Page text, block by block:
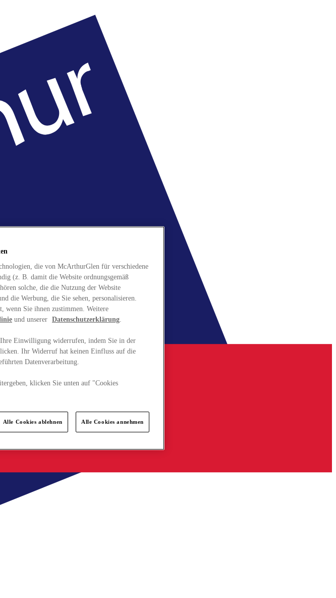
die von McArthurGlen für verschiedene
(z. B. damit die Website ordnungsgemäß
solche, die die Nutzung der Website
die Werbung, die Sie sehen, personalisieren.
wenn Sie ihnen zustimmen. Weitere
und unserer Datenschutzerklärung.
Einwilligung widerrufen, indem Sie in der
Ihr Widerruf hat keinen Einfluss auf die
Datenverarbeitung.
klicken Sie unten auf "Cookies
Alle Cookies ablehnen Alle Cookies annehmen